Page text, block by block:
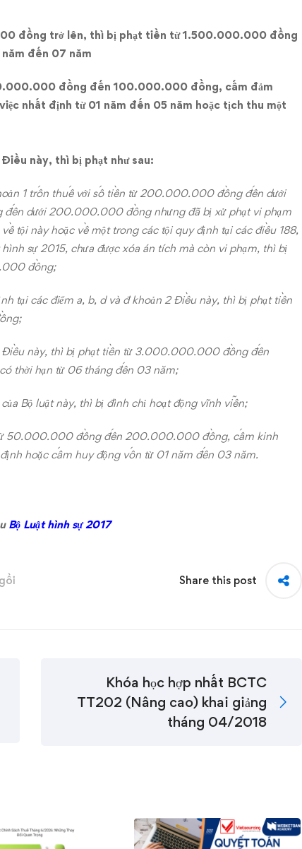
đồng trở lên, thì bị phạt tiền từ 1.500.000.000 đồng
đến 07 năm
đồng đến 100.000.000 đồng, cấm đảm
nhất định từ 01 năm đến 05 năm hoặc tịch thu một
này, thì bị phạt như sau:
1 trốn thuế với số tiền từ 200.000.000 đồng đến dưới
dưới 200.000.000 đồng nhưng đã bị xử phạt vi phạm
tội này hoặc về một trong các tội quy định tại các điều 188,
hình sự 2015, chưa được xóa án tích mà còn vi phạm, thì bị
đồng;
tại các điểm a, b, d và đ khoản 2 Điều này, thì bị phạt tiền
Điều này, thì bị phạt tiền từ 3.000.000.000 đồng đến
thời hạn từ 06 tháng đến 03 năm;
Bộ luật này, thì bị đình chỉ hoạt động vĩnh viễn;
50.000.000 đồng đến 200.000.000 đồng, cấm kinh
hoặc cấm huy động vốn từ 01 năm đến 03 năm.
Bộ Luật hình sự 2017
Share this post
Khóa học hợp nhất BCTC
TT202 (Nâng cao) khai giảng
tháng 04/2018